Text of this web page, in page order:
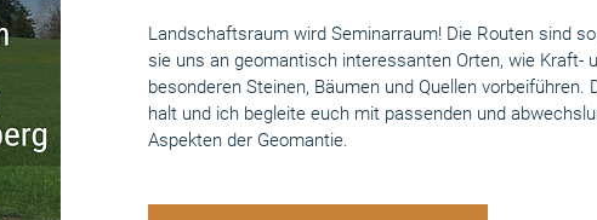
Landschaftsraum wird Seminarraum! Die Routen sind
sie uns an geomantisch interessanten Orten, wie Kraft-
besonderen Steinen, Bäumen und Quellen vorbeiführen.
halt und ich begleite euch mit passenden und
Aspekten der Geomantie.